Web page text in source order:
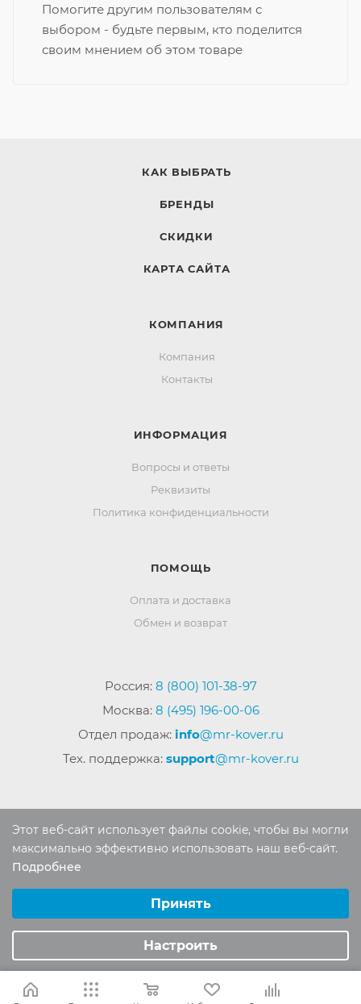
Помогите другим пользователям с
выбором - будьте первым, кто поделится
своим мнением об этом товаре
КАК ВЫБРАТЬ
БРЕНДЫ
СКИДКИ
КАРТА САЙТА
КОМПАНИЯ
Компания
Контакты
ИНФОРМАЦИЯ
Вопросы и ответы
Реквизиты
Политика конфиденциальности
ПОМОЩЬ
Оплата и доставка
Обмен и возврат
Россия: 8 (800) 101-38-97
Москва: 8 (495) 196-00-06
Отдел продаж: info@mr-kover.ru
Тех. поддержка: support@mr-kover.ru
2022-2026 © Интернет магазинMR-KOVER.RU
Авторские права защищены. Воспроизведение
материалов сайта без письменного разрешения
Этот веб-сайт использует файлы cookie, чтобы вы могли
максимально эффективно использовать наш веб-сайт.
Подробнее
Аналитические/Функциональные
Принять
Настроить